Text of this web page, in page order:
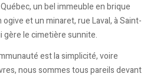
un bel immeuble en brique
et un minaret, rue Laval, à Saint-
gère le cimetière sunnite.
est la simplicité, voire
nous sommes tous pareils devant